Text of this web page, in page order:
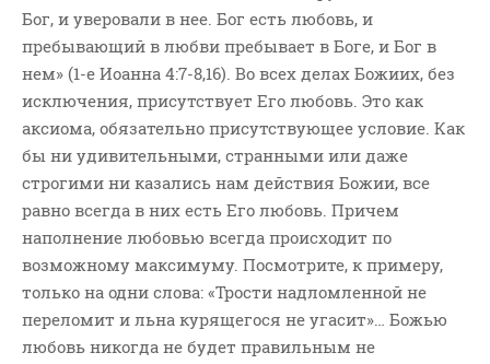
Притчи
Проповедь-Аудио
Проповедь-Видео
Размышления
Семинар "Второе
Семинары Для Лидеров/
Слово Из Слова
Служение
Цитата
Бог, и уверовали в нее. Бог есть любовь, и
пребывающий в любви пребывает в Боге, и Бог в
нем» (1-е Иоанна 4:7-8,16). Во всех делах Божиих, без
исключения, присутствует Его любовь. Это как
аксиома, обязательно присутствующее условие. Как
бы ни удивительными, странными или даже
строгими ни казались нам действия Божии, все
равно всегда в них есть Его любовь. Причем
наполнение любовью всегда происходит по
возможному максимуму. Посмотрите, к примеру,
только на одни слова: «Трости надломленной не
переломит и льна курящегося не угасит»… Божью
любовь никогда не будет правильным не